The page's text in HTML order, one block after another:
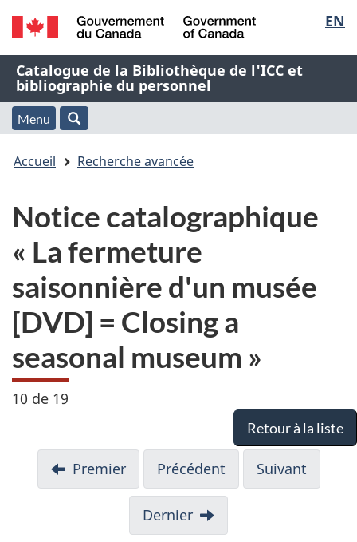
Passer
au
contenu
principal
Passer
à
« À
propos
de
application
Passer
à
la
version
HTML
de
la
EN
/
Government
of
Canada
Nom
de
l'application
Web
Catalogue de la Bibliothèque de l'ICC et
bibliographie du personnel
Menu
et
Menu
Vous
ici
Accueil Recherche avancée
Notice catalographique
« La fermeture
saisonnière d'un musée
[DVD] = Closing a
seasonal museum »
10 de 19
Retour à la liste
Premier Précédent Suivant
Dernier